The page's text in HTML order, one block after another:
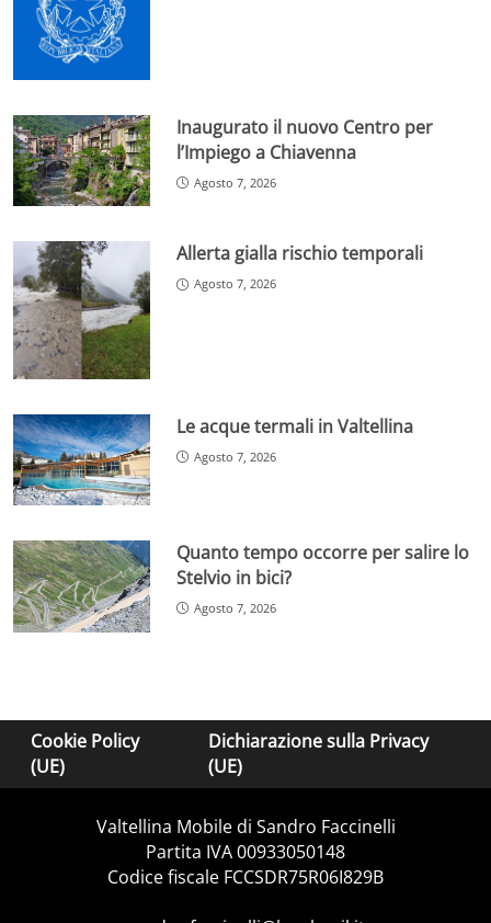
Inaugurato il nuovo Centro per
l’Impiego a Chiavenna
Agosto 7, 2026
Allerta gialla rischio temporali
Agosto 7, 2026
Le acque termali in Valtellina
Agosto 7, 2026
Quanto tempo occorre per salire lo
Stelvio in bici?
Agosto 7, 2026
Cookie Policy
(UE)
Dichiarazione sulla Privacy
(UE)
Valtellina Mobile di Sandro Faccinelli
Partita IVA 00933050148
Codice fiscale FCCSDR75R06I829B